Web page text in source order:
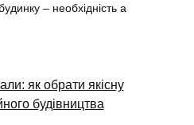
– необхідність а